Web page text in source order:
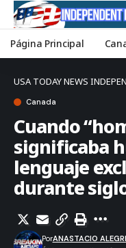
Página Principal
USA TODAY NEWS
Canada
Cuando
significaba
lenguaje
durante
PorANASTACIO